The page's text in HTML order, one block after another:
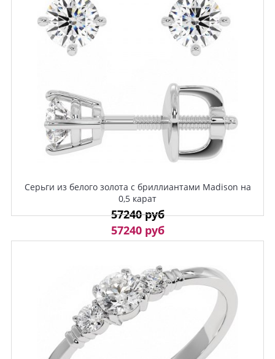
Серьги из белого золота с бриллиантами Madison на
0,5 карат
57240 руб
57240 руб